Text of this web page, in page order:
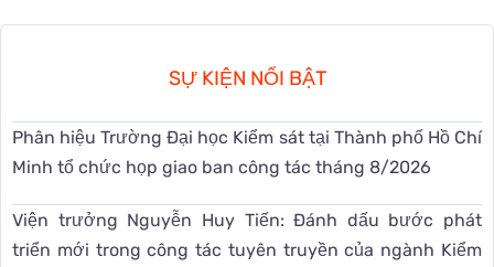
SỰ KIỆN NỔI BẬT
Phân hiệu Trường Đại học Kiểm sát tại Thành phố Hồ Chí
Minh tổ chức họp giao ban công tác tháng 8/2026
Viện trưởng Nguyễn Huy Tiến: Đánh dấu bước phát
triển mới trong công tác tuyên truyền của ngành Kiểm